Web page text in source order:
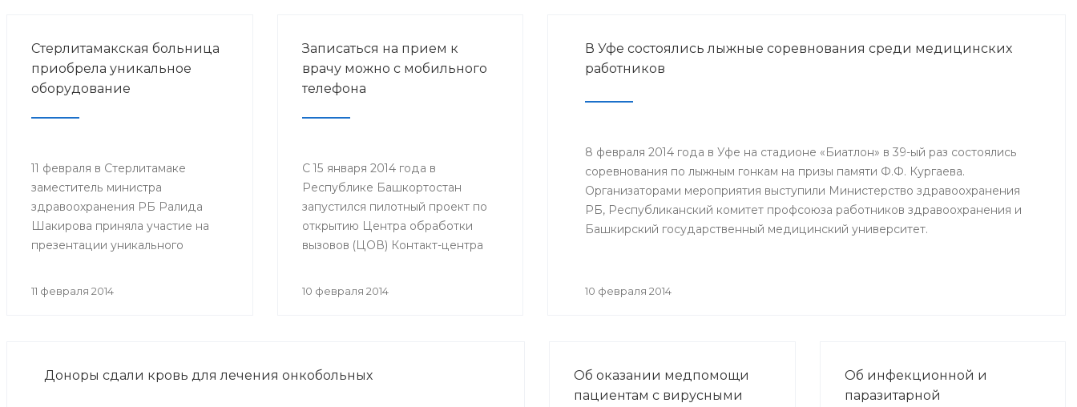
субсидий на реализацию
дополнительных мероприятий в
Стерлитамакская больница
приобрела уникальное
оборудование
11 февраля в Стерлитамаке
заместитель министра
здравоохранения РБ Ралида
Шакирова приняла участие на
презентации уникального
комплекса в Городской
11 февраля 2014
Записаться на прием к
врачу можно с мобильного
телефона
С 15 января 2014 года в
Республике Башкортостан
запустился пилотный проект по
открытию Центра обработки
вызовов (ЦОВ) Контакт-центра
Республики Башкортостана,
на базе Медицинского
10 февраля 2014
В Уфе состоялись лыжные соревнования среди медицинских
работников
8 февраля 2014 года в Уфе на стадионе «Биатлон» в 39-ый раз состоялись
соревнования по лыжным гонкам на призы памяти Ф.Ф. Кургаева.
Организаторами мероприятия выступили Министерство здравоохранения
РБ, Республиканский комитет профсоюза работников здравоохранения и
Башкирский государственный медицинский университет.
10 февраля 2014
Доноры сдали кровь для лечения онкобольных
Об оказании медпомощи
пациентам с вирусными
Об инфекционной и
паразитарной